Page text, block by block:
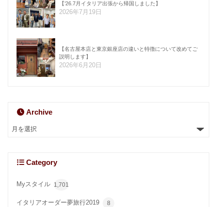
【’26.7月イタリア出張から帰国しました】
2026年7月19日
【名古屋本店と東京銀座店の違いと特徴について改めてご
説明します】
2026年6月20日
Archive
Category
Myスタイル 1,701
イタリアオーダー夢旅行2019 8